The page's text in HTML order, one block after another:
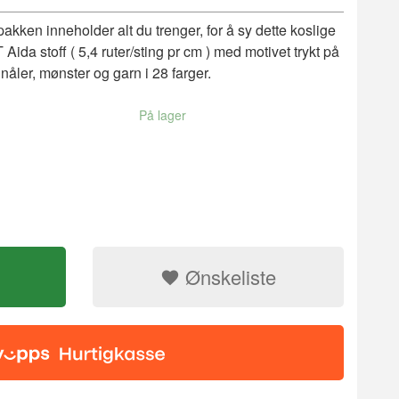
inneholder alt du trenger, for å sy dette koslige
stoff ( 5,4 ruter/sting pr cm ) med motivet trykt på
mønster og garn i 28 farger.
På lager
Ønskeliste